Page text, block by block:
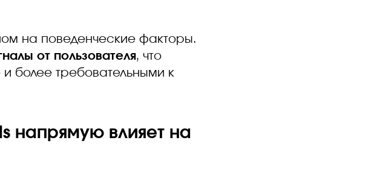
на поведенческие факторы.
от пользователя, что
более требовательными к
напрямую влияет на